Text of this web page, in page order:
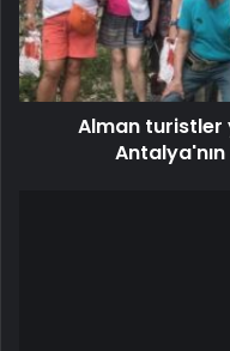
Alman turistler